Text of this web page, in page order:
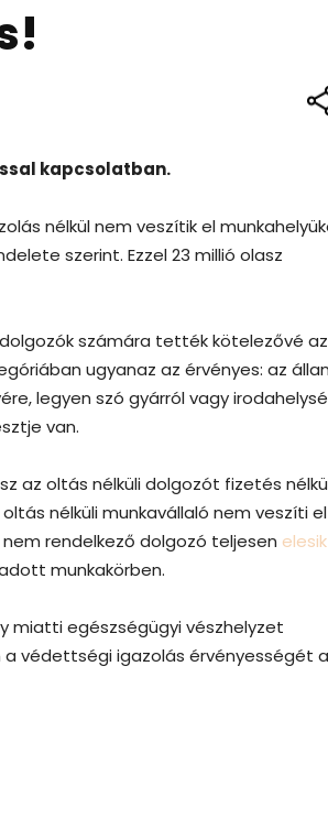
kapcsolatban.
nélkül nem veszítik el
szerint. Ezzel 23 millió olasz
számára tették kötelezővé az
ugyanaz az érvényes: az
legyen szó gyárról vagy
van.
az oltás nélküli dolgozót fizetés
nélküli munkavállaló nem veszíti el
rendelkező dolgozó teljesen elesik
munkakörben.
miatti egészségügyi vészhelyzet
védettségi igazolás érvényességét a